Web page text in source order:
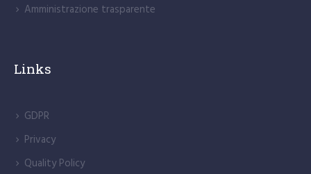
Amministrazione trasparente
Links
GDPR
Privacy
Quality Policy